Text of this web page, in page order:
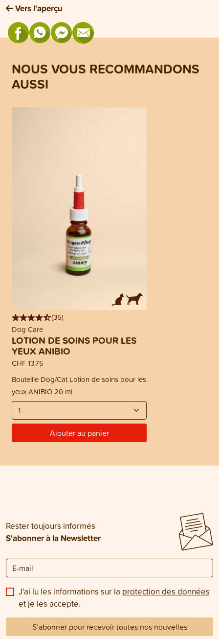
Vers l'aperçu
NOUS VOUS RECOMMANDONS
AUSSI
(35)
Dog Care
LOTION DE SOINS POUR LES
YEUX ANIBIO
CHF 13.75
Bouteille Dog/Cat Lotion de soins pour les
yeux ANIBIO 20 ml
Ajouter au panier
Rester toujours informés
S'abonner à la Newsletter
J'ai lu les informations sur la protection des données
et je les accepte.
S’abonner pour recevoir toutes nos nouvelles